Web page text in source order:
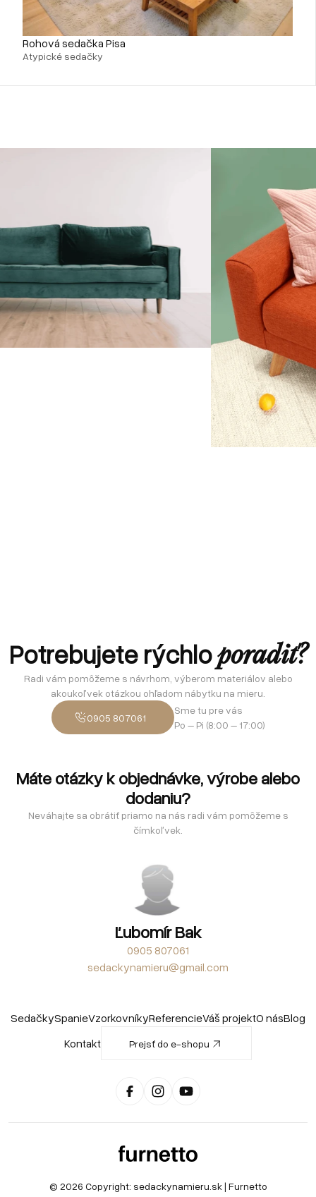
Rohová sedačka Pisa
Atypické sedačky
Potrebujete rýchloporadiť?
Radi vám pomôžeme s návrhom, výberom materiálov alebo
akoukoľvek otázkou ohľadom nábytku na mieru.
0905 807061
Sme tu pre vás
Po – Pi (8:00 – 17:00)
Máte otázky k objednávke, výrobe alebo
dodaniu?
Neváhajte sa obrátiť priamo na nás radi vám pomôžeme s
čímkoľvek.
Ľubomír Bak
0905 807061
sedackynamieru@gmail.com
SedačkySpanieVzorkovníkyReferencieVáš projektO násBlog
Kontakt
Prejsť do e-shopu
© 2026 Copyright: sedackynamieru.sk| Furnetto